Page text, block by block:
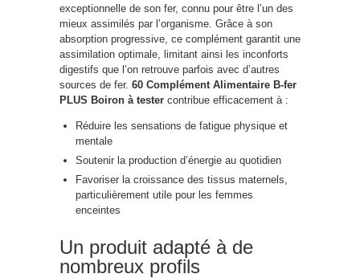
exceptionnelle de son fer, connu pour être l’un des
mieux assimilés par l’organisme. Grâce à son
absorption progressive, ce complément garantit une
assimilation optimale, limitant ainsi les inconforts
digestifs que l’on retrouve parfois avec d’autres
sources de fer. 60 Complément Alimentaire B-fer
PLUS Boiron à tester contribue efficacement à :
Réduire les sensations de fatigue physique et
mentale
Soutenir la production d’énergie au quotidien
Favoriser la croissance des tissus maternels,
particulièrement utile pour les femmes
enceintes
Un produit adapté à de
nombreux profils